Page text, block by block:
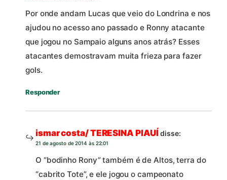
Por onde andam Lucas que veio do Londrina e nos
ajudou no acesso ano passado e Ronny atacante
que jogou no Sampaio alguns anos atrás? Esses
atacantes demostravam muita frieza para fazer
gols.
Responder
ismar costa/ TERESINA PIAUÍdisse:
21 de agosto de 2014 às 22:01
O “bodinho Rony” também é de Altos, terra do
“cabrito Tote”, e ele jogou o campeonato